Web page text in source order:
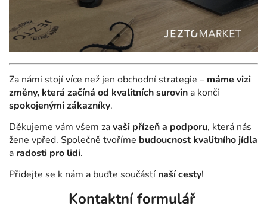
Za námi stojí více než jen obchodní strategie – máme vizi
změny, která začíná od kvalitních surovin a končí
spokojenými zákazníky.
Děkujeme vám všem zavaši přízeň a podporu, která nás
žene vpřed. Společně tvoříme budoucnost kvalitního jídla
a radosti pro lidi.
Přidejte se k nám a buďte součástí naší cesty!
Kontaktní formulář